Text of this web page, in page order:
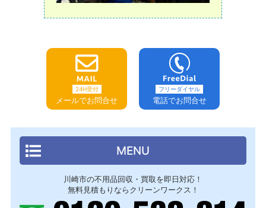
24H受付
メールでお問合せ
フリーダイヤル
電話でお問合せ
MENU
川崎市の不用品回収・買取を即日対応！
無料見積もりならクリーンワークス！